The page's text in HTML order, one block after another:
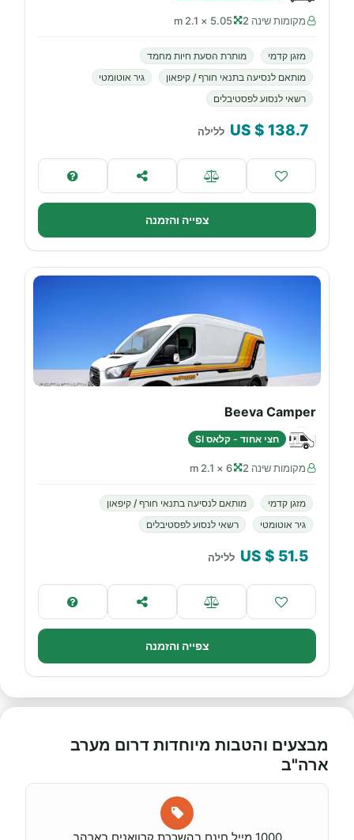
מקומות שינה 2 5.05 × 2.1 m
מזגן קדמי
מותרת הסעת חיות מחמד
מותאם לנסיעה בתנאי חורף / קיפאון
גיר אוטומטי
רשאי לנסוע לפסטיבלים
138.7
$ US ללילה
צפייה והזמנה
Beeva Camper
חצי אחוד - קלאס SI
מקומות שינה 2 6 × 2.1 m
מזגן קדמי
מותאם לנסיעה בתנאי חורף / קיפאון
גיר אוטומטי
רשאי לנסוע לפסטיבלים
51.5
$ US ללילה
צפייה והזמנה
מבצעים והטבות מיוחדות דרום מערב
ארה"ב